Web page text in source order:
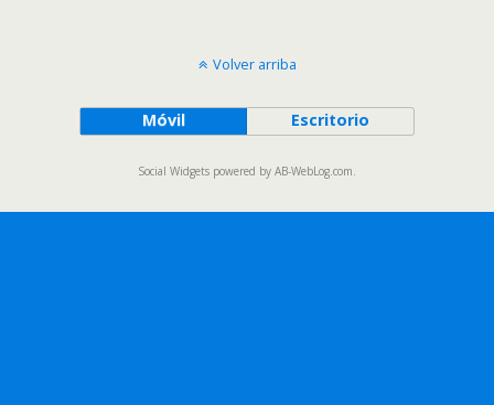
Volver arriba
Móvil Escritorio
Social Widgets powered by AB-WebLog.com.